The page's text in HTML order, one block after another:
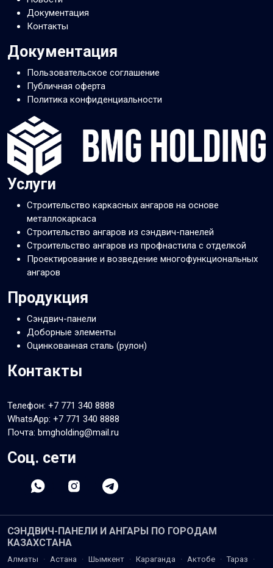
Документация
Контакты
Документация
Пользовательское соглашение
Публичная оферта
Политика конфиденциальности
Услуги
Строительство каркасных ангаров на основе
металлокаркаса
Строительство ангаров из сэндвич-панелей
Строительство ангаров из профнастила с отделкой
Проектирование и возведение многофункциональных
ангаров
Продукция
Сэндвич-панели
Доборные элементы
Оцинкованная сталь (рулон)
Контакты
Телефон: +7 771 340 8888
WhatsApp: +7 771 340 8888
Почта: bmgholding@mail.ru
Соц. сети
СЭНДВИЧ-ПАНЕЛИ И АНГАРЫ ПО ГОРОДАМ
КАЗАХСТАНА
Алматы · Астана · Шымкент · Караганда · Актобе · Тараз ·